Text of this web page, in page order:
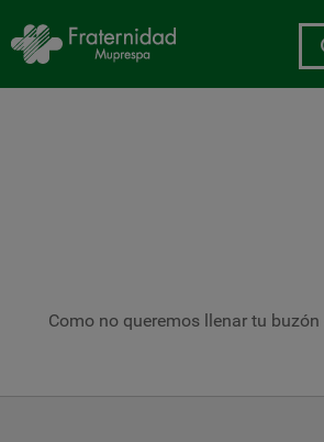
Como no queremos llenar tu